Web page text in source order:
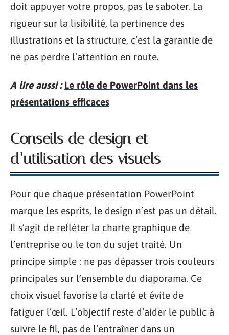
doit appuyer votre propos, pas le saboter. La
rigueur sur la lisibilité, la pertinence des
illustrations et la structure, c’est la garantie de
ne pas perdre l’attention en route.
A lire aussi : Le rôle de PowerPoint dans les
présentations efficaces
Conseils de design et
d’utilisation des visuels
Pour que chaque présentation PowerPoint
marque les esprits, le design n’est pas un détail.
Il s’agit de refléter la charte graphique de
l’entreprise ou le ton du sujet traité. Un
principe simple : ne pas dépasser trois couleurs
principales sur l’ensemble du diaporama. Ce
choix visuel favorise la clarté et évite de
fatiguer l’œil. L’objectif reste d’aider le public à
suivre le fil, pas de l’entraîner dans un